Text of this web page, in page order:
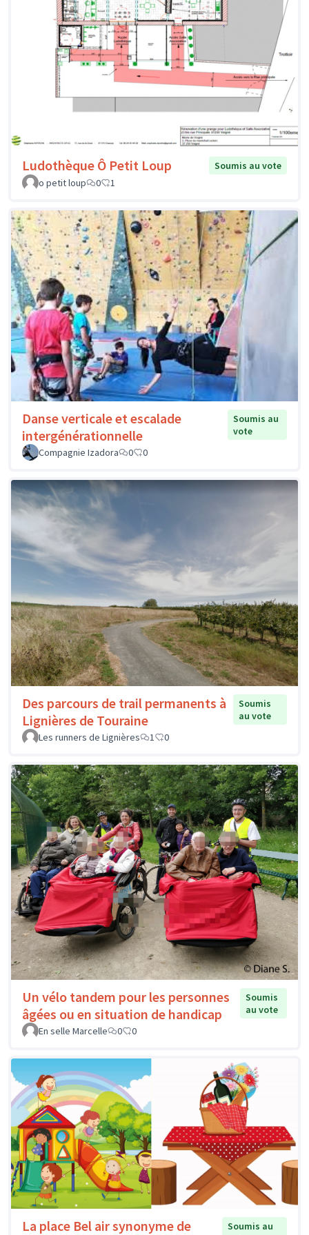
Ludothèque Ô Petit Loup
Soumis au vote
o petit loup
0 1
Danse verticale et escalade
intergénérationnelle
Soumis au
vote
Compagnie Izadora
0 0
Des parcours de trail permanents à
Lignières de Touraine
Soumis
au vote
Les runners de Lignières
1 0
Un vélo tandem pour les personnes
âgées ou en situation de handicap
Soumis
au vote
En selle Marcelle
0 0
La place Bel air synonyme de
Soumis au